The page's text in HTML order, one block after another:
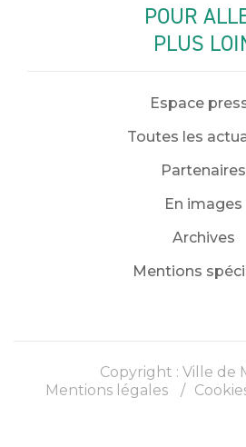
POUR
PLUS
Espace
Toutes les
Partenaires
En images
Archives
Mentions
Copyright : Ville de
Mentions légales